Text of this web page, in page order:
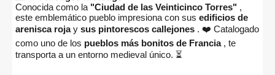
Conocida como la "Ciudad de las Veinticinco Torres" ,
este emblemático pueblo impresiona con sus edificios de
arenisca rojay sus pintorescos callejones . ❤️ Catalogado
como uno de los pueblos más bonitos de Francia, te
transporta a un entorno medieval único. ⏳